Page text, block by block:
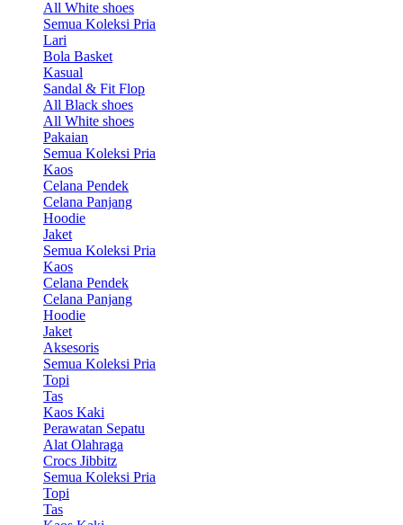
All White shoes
Semua Koleksi Pria
Lari
Bola Basket
Kasual
Sandal & Fit Flop
All Black shoes
All White shoes
Pakaian
Semua Koleksi Pria
Kaos
Celana Pendek
Celana Panjang
Hoodie
Jaket
Semua Koleksi Pria
Kaos
Celana Pendek
Celana Panjang
Hoodie
Jaket
Aksesoris
Semua Koleksi Pria
Topi
Tas
Kaos Kaki
Perawatan Sepatu
Alat Olahraga
Crocs Jibbitz
Semua Koleksi Pria
Topi
Tas